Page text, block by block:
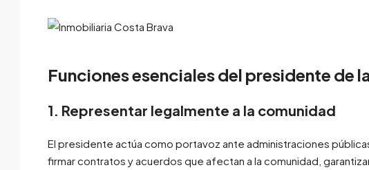
Funciones esenciales del presidente de
1. Representar legalmente a la comunidad
El presidente actúa como portavoz ante administraciones
firmar contratos y acuerdos que afectan a la comunidad,